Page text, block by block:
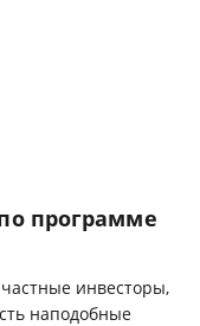
программе
инвесторы,
наподобные